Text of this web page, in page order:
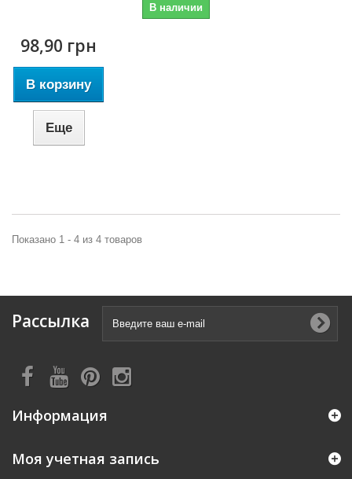
В наличии
98,90 грн
В корзину
Еще
Показано 1 - 4 из 4 товаров
Рассылка
Информация
Моя учетная запись